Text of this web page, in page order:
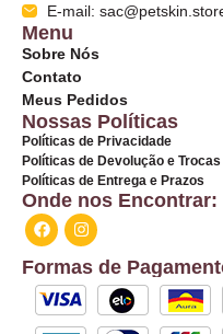
E-mail:
Menu
Sobre Nós
Contato
Meus Pedidos
Nossas Políticas
Políticas de Privacidade
Políticas de Devolução e Trocas
Políticas de Entrega e Prazos
Onde nos Encontrar:
Formas de